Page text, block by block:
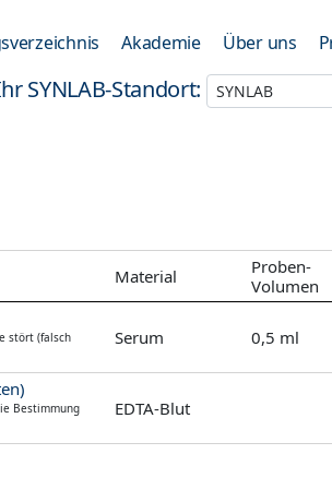
Akademie Über uns
SYNLAB-Standort:
Material
Proben-
Volumen
stört (falsch
Serum 0,5 ml
Bestimmung
EDTA-Blut